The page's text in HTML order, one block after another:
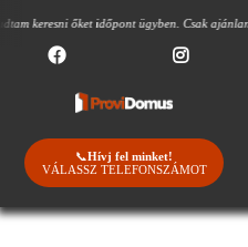
őket időpont ügyben. Csak ajánlani
📞Hívj fel minket!
VÁLASSZ TELEFONSZÁMOT